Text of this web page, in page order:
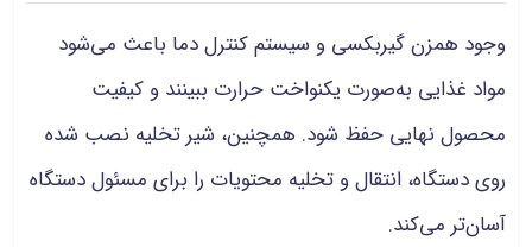
وجود همزن گیربکسی و سیستم کنترل دما باعث می‌شود
مواد غذایی به‌صورت یکنواخت حرارت ببینند و کیفیت
محصول نهایی حفظ شود. همچنین، شیر تخلیه نصب شده
روی دستگاه، انتقال و تخلیه محتویات را برای مسئول دستگاه
آسان‌تر می‌کند.